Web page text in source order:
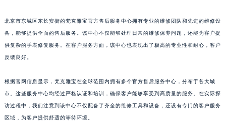
北京市东城区东长安街的梵克雅宝官方售后服务中心拥有专业的维修团队和先进的维修设
备，能够提供全面的售后服务。该中心不仅能够处理日常的维修保养问题，还能为客户提
供复杂的手表修复服务。在客户服务方面，该中心也表现出了极高的专业性和耐心，客户
反馈良好。
根据官网信息显示，梵克雅宝在全球范围内拥有多个官方售后服务中心，分布于各大城
市。这些服务中心均经过严格认证和培训，确保客户能够享受到高质量的服务。在实际探
访过程中，我们注意到该中心不仅配备了齐全的维修工具和设备，还设有专门的客户服务
区域，为客户提供舒适的等待环境。